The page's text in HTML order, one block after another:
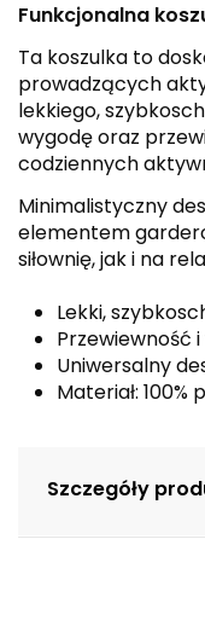
Funkcjonalna
Ta koszulka to
prowadzących
lekkiego,
wygodę oraz
codziennych
Minimalistyczny
elementem
siłownię, jak i na
Lekki,
Przewiewność
Uniwersalny
Materiał: 100%
Szczegóły